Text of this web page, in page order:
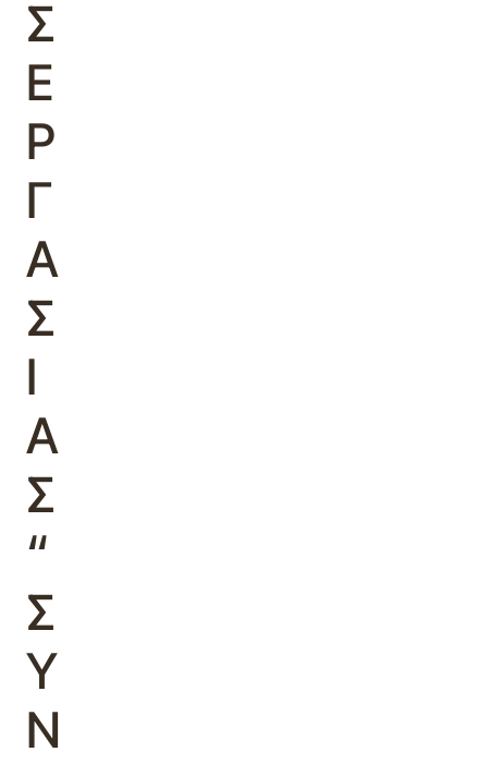
Σ
Ε
Ρ
Γ
Α
Σ
Ι
Α
Σ
“
Σ
Υ
Ν